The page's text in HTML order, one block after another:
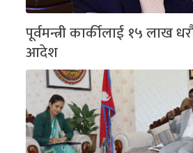
पूर्वमन्त्री कार्कीलाई १५ लाख
आदेश